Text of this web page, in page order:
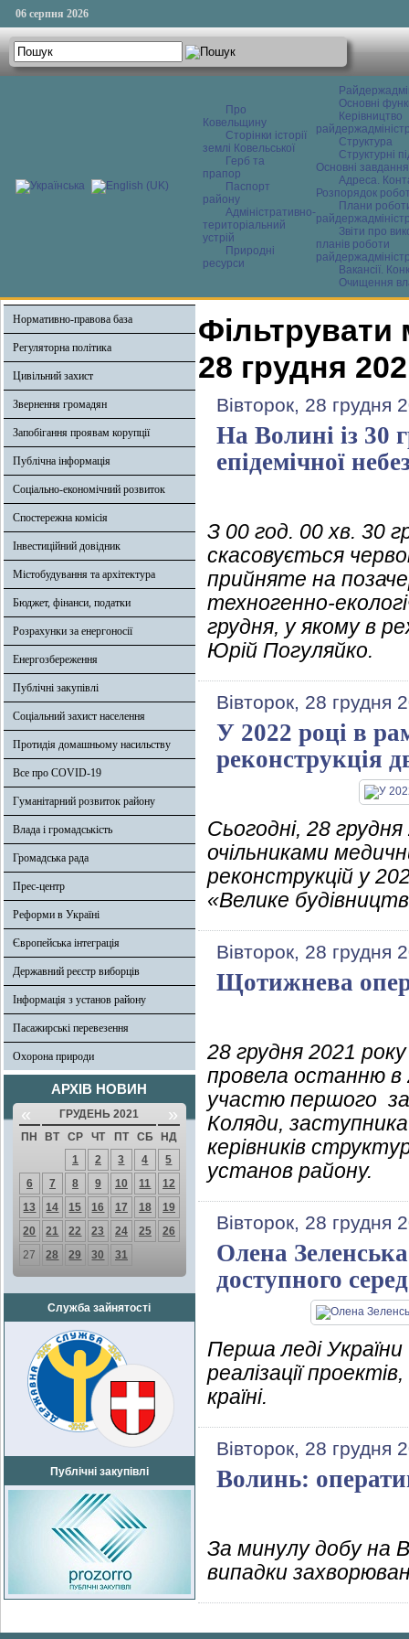
06 серпня 2026
Про
Ковельщину
Сторінки історії
землі Ковельської
Герб та
прапор
Паспорт
району
Адміністративно-
територіальний
устрій
Природні
ресурси
Основні
Керівництво
Структура
Структурні
Основні завдання
Адреса.
Розпорядок
Плани
Звіти про
планів роботи
Вакансії.
Очищення
Нормативно-правова база
Регуляторна політика
Цивільний захист
Звернення громадян
Запобігання проявам корупції
Публічна інформація
Соціально-економічний розвиток
Спостережна комісія
Інвестиційний довідник
Містобудування та архітектура
Бюджет, фінанси, податки
Розрахунки за енергоносії
Енергозбереження
Публічні закупівлі
Соціальний захист населення
Протидія домашньому насильству
Все про COVID-19
Гуманітарний розвиток району
Влада і громадськість
Громадська рада
Прес-центр
Реформи в Україні
Європейська інтеграція
Державний реєстр виборців
Інформація з установ району
Пасажирські перевезення
Охорона природи
АРХІВ НОВИН
« ГРУДЕНЬ 2021 »
ПН ВТ СР ЧТ ПТ СБ
НД
1
2 3 4
5
6
7 8 9 10 11
12
13
14 15 16 17 18
19
20
21 22 23 24 25
26
27
28 29 30 31
Служба зайнятості
Публічні закупівлі
Фільтрувати
28 грудня
Вівторок, 28 грудня
На Волині із 30
епідемічної
З 00 год. 00 хв. 30
скасовується
прийняте на
техногенно-
грудня, у якому в
Юрій Погуляйко.
Вівторок, 28 грудня
У 2022 році в
реконструкція
Сьогодні, 28
очільниками
реконструкцій у
«Велике
Вівторок, 28 грудня
Щотижнева
28 грудня 2021
провела останню в
участю першого
Коляди,
керівників
установ району.
Вівторок, 28 грудня
Олена
доступного
Перша леді
реалізації
країні.
Вівторок, 28 грудня
Волинь:
За минулу добу на
випадки